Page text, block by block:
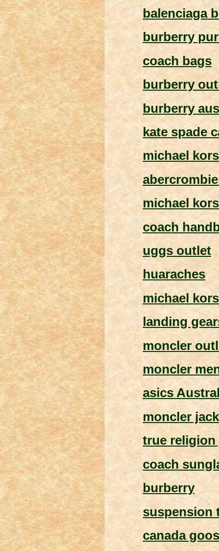
balenciaga
burberry
coach bags
burberry
burberry
kate spade
michael
michael
coach
uggs outlet
huaraches
michael kors
landing
moncler
moncler
asics
moncler
true religion
coach
burberry
suspension
canada